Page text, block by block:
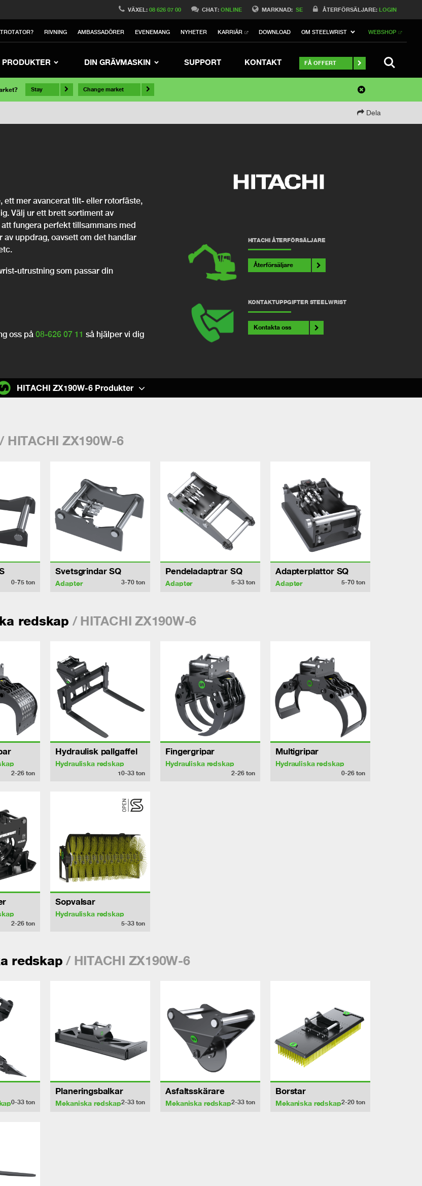
MARKNAD: SE ÅTERFÖRSÄLJARE: LOGIN
VÄXEL:08 626 07 00 CHAT:ONLINE
RIVNING AMBASSADÖRER EVENEMANG NYHETER KARRIÄR DOWNLOAD OM STEELWRIST WEBSHOP
PRODUKTER DIN GRÄVMASKIN SUPPORT KONTAKT FÅ OFFERT
Stay Change market
Dela
ett mer avancerat tilt- eller rotorfäste,
Välj ur ett brett sortiment av
fungera perfekt tillsammans med
uppdrag, oavsett om det handlar
utrustning som passar din
oss på 08-626 07 11 så hjälper vi dig
HITACHI ÅTERFÖRSÄLJARE
Återförsäljare
KONTAKTUPPGIFTER STEELWRIST
Kontakta oss
HITACHI ZX190W-6
0-75ton
Svetsgrindar SQ
Adapter 3-70ton
Pendeladaptrar SQ
Adapter 5-33ton
Adapterplattor SQ
Adapter 5-70 ton
redskap / HITACHI ZX190W-6
2-26ton
Hydraulisk pallgaffel
Hydrauliska redskap
10-33ton
Fingergripar
Hydrauliska redskap
2-26ton
Multigripar
Hydrauliska redskap
0-26 ton
2-26ton
Sopvalsar
Hydrauliska redskap
5-33ton
redskap / HITACHI ZX190W-6
0-33ton
Planeringsbalkar
Mekaniska redskap2-33ton
Asfaltsskärare
Mekaniska redskap2-33ton
Borstar
Mekaniska redskap2-20 ton
HITACHI ZX190W-6 Produkter